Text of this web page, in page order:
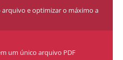
e optimizar o máximo a
um único arquivo PDF